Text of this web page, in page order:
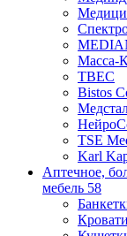
Масса-
ТВЕС
Bistos
TSE
Karl
Аптечное,
мебель 58